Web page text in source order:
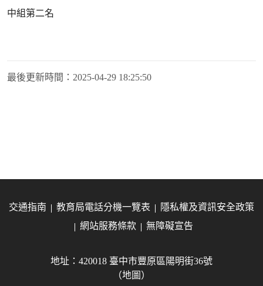
中組第二名
最後更新時間： 2025-04-29 18:25:50
交通指南 教育局電話分機一覽表
隱私權及資訊安全政策
網站服務條款
無障礙宣告
地址：420018 臺中市豐原區陽明街36號
（地圖）